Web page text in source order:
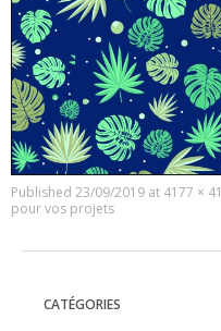
Published 23/09/2019 at 4177 ×
pour vos projets
CATÉGORIES